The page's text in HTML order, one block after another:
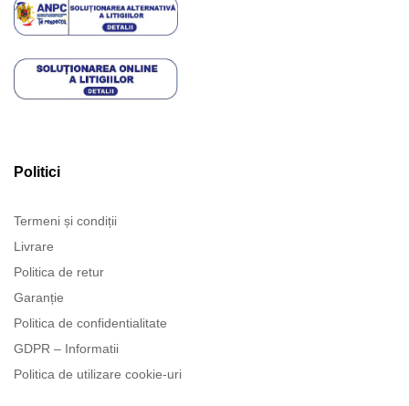
Politici
Termeni și condiții
Livrare
Politica de retur
Garanție
Politica de confidentialitate
GDPR – Informatii
Politica de utilizare cookie-uri